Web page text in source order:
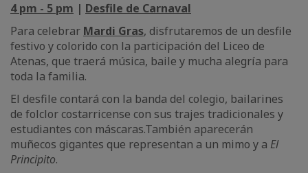
4 pm - 5 pm | Desfile de Carnaval
Para celebrar Mardi Gras, disfrutaremos de un desfile
festivo y colorido con la participación del Liceo de
Atenas, que traerá música, baile y mucha alegría para
toda la familia.
El desfile contará con la banda del colegio, bailarines
de folclor costarricense con sus trajes tradicionales y
estudiantes con máscaras.También aparecerán
muñecos gigantes que representan a un mimo y a El
Principito.